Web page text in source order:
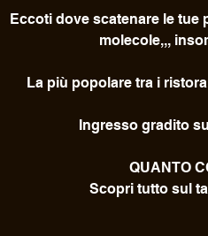
Eccoti dove scatenare le tue
molecole,,,
La più popolare tra i
Ingresso gradito
QUANTO
Scopri tutto sul